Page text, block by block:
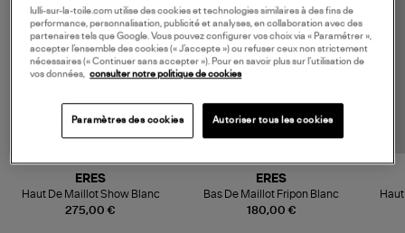
275,00 €
ERES
Haut De Maillot Show Blanc
180,00 €
ERES
Bas De Maillot Fripon Blanc
lulli-sur-la-toile.com utilise des cookies et technologies similaires à des fins de
performance, personnalisation, publicité et analyses, en collaboration avec des
partenaires tels que Google. Vous pouvez configurer vos choix via « Paramétrer »,
accepter l’ensemble des cookies (« J’accepte ») ou refuser ceux non strictement
nécessaires (« Continuer sans accepter »). Pour en savoir plus sur l’utilisation de
vos données, consulter notre politique de cookies
Paramètres des cookies Autoriser tous les cookies